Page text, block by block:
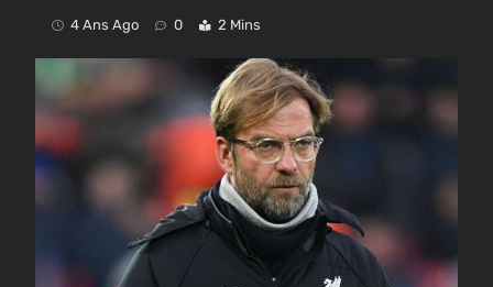
4 Ans Ago 0 2 Mins